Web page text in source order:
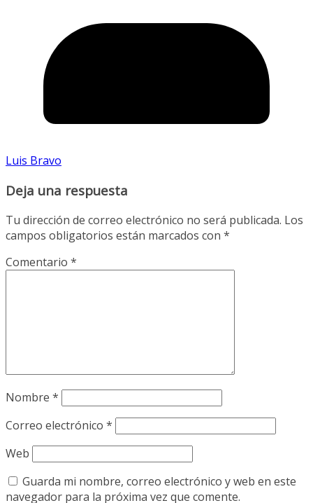
Luis Bravo
Deja una respuesta
Tu dirección de correo electrónico no será publicada. Los
campos obligatorios están marcados con *
Comentario *
Nombre *
Correo electrónico *
Web
Guarda mi nombre, correo electrónico y web en este
navegador para la próxima vez que comente.